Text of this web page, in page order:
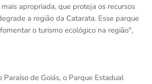
apropriada, que proteja os recursos
a região da Catarata. Esse parque
o turismo ecológico na região",
Paraíso de Goiás, o Parque Estadual